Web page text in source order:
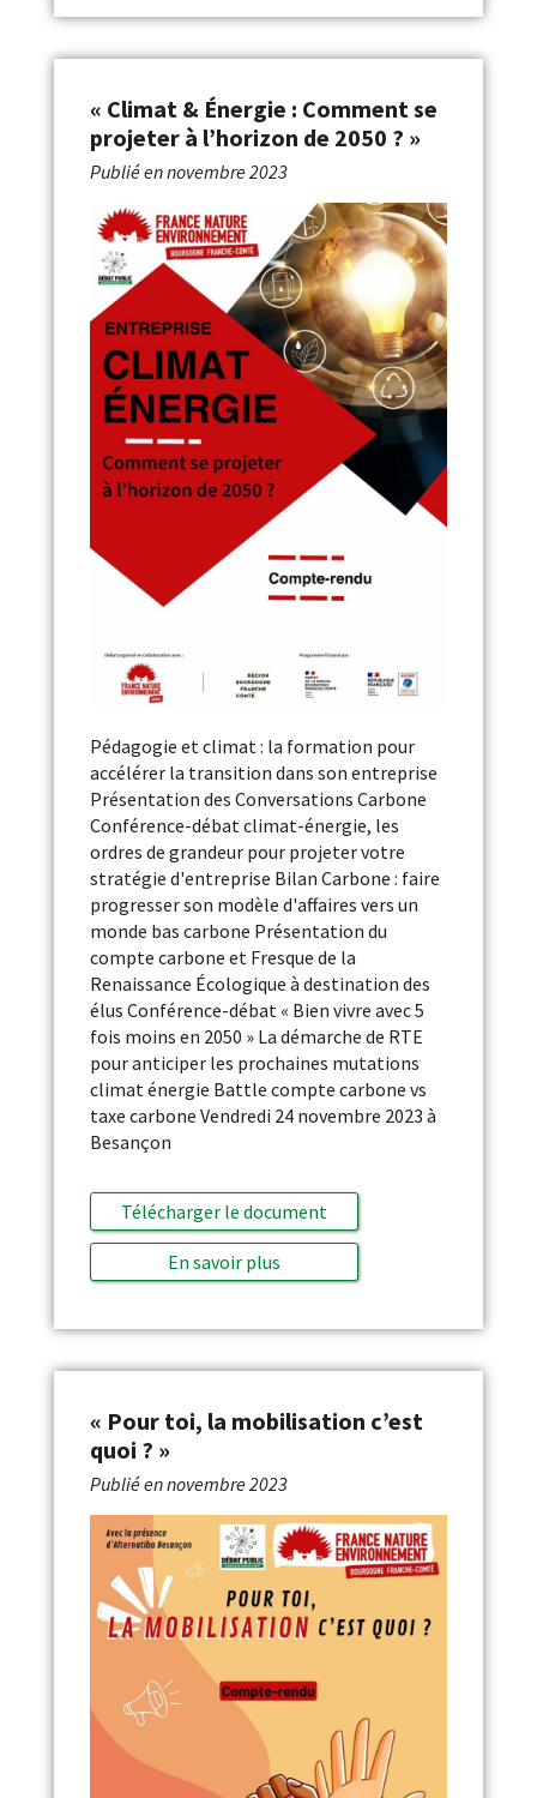
« Climat & Énergie : Comment se
projeter à l’horizon de 2050 ? »
Publié ennovembre 2023
Pédagogie et climat : la formation pour
accélérer la transition dans son entreprise
Présentation des Conversations Carbone
Conférence-débat climat-énergie, les
ordres de grandeur pour projeter votre
stratégie d'entreprise Bilan Carbone : faire
progresser son modèle d'affaires vers un
monde bas carbone Présentation du
compte carbone et Fresque de la
Renaissance Écologique à destination des
élus Conférence-débat « Bien vivre avec 5
fois moins en 2050 » La démarche de RTE
pour anticiper les prochaines mutations
climat énergie Battle compte carbone vs
taxe carbone Vendredi 24 novembre 2023 à
Besançon
Télécharger le document
En savoir plus
« Pour toi, la mobilisation c’est
quoi ? »
Publié ennovembre 2023